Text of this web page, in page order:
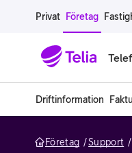
Gå till sidans innehåll
Privat Företag
Bredband för
Alla IT-tjänster
Alla erbjudanden
Driftinformation
Företag Support